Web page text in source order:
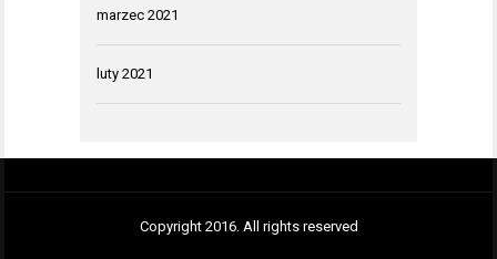
marzec 2021
luty 2021
Copyright 2016. All rights reserved